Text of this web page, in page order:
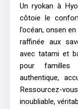
Un ryokan à
côtoie le
l’océan, onsen
raffinée aux
avec tatami et
pour familles
authentique,
Ressourcez-
inoubliable,